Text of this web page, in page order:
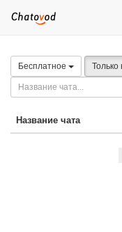
Бесплатное Только
Название чата